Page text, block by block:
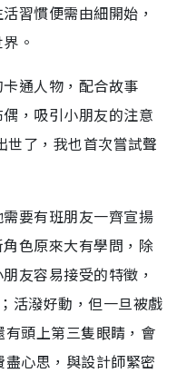
習慣便需由細開始，
。
通人物，配合故事
，吸引小朋友的注意
了，我也首次嘗試聲
要有班朋友一齊宣揚
色原來大有學問，除
友容易接受的特徵，
活潑好動，但一旦被戲
頭上第三隻眼睛，會
心思，與設計師緊密